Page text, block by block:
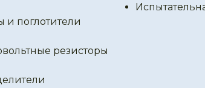
и поглотители
резисторы